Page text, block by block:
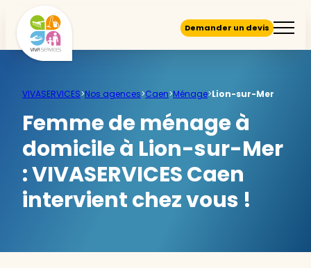
Demander un devis
VIVASERVICES>Nos agences>Caen>Ménage>Lion-sur-Mer
Femme de ménage à
domicile à Lion-sur-Mer
:VIVASERVICES Caen
intervient chez vous !